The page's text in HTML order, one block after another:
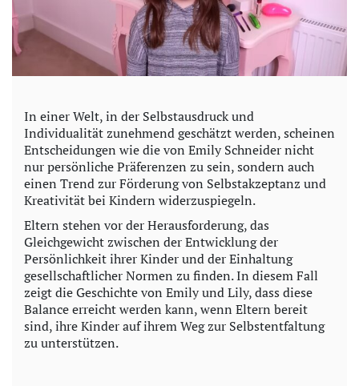
In einer Welt, in der Selbstausdruck und
Individualität zunehmend geschätzt werden, scheinen
Entscheidungen wie die von Emily Schneider nicht
nur persönliche Präferenzen zu sein, sondern auch
einen Trend zur Förderung von Selbstakzeptanz und
Kreativität bei Kindern widerzuspiegeln.
Eltern stehen vor der Herausforderung, das
Gleichgewicht zwischen der Entwicklung der
Persönlichkeit ihrer Kinder und der Einhaltung
gesellschaftlicher Normen zu finden. In diesem Fall
zeigt die Geschichte von Emily und Lily, dass diese
Balance erreicht werden kann, wenn Eltern bereit
sind, ihre Kinder auf ihrem Weg zur Selbstentfaltung
zu unterstützen.